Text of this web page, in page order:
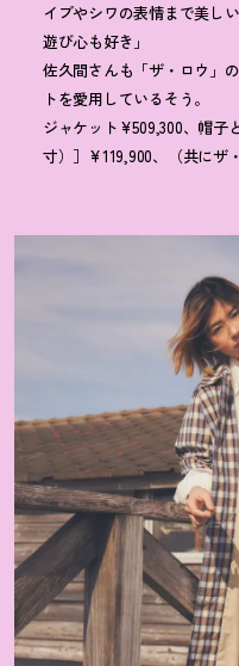
イプやシワの表情まで美し
遊び心も好き」
佐久間さんも「ザ・ロウ」
トを愛用しているそう。
ジャケット¥509,300、帽子
寸）］¥119,900、（共にザ